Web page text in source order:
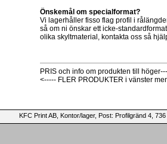
Önskemål om specialformat?
Vi lagerhåller fisso flag profil i
så om ni önskar ett icke-
olika skyltmaterial, kontakta oss så
PRIS och info om produkten till
<----- FLER PRODUKTER i vänster
KFC Print AB, Kontor/lager, Post: Profilgränd 4,